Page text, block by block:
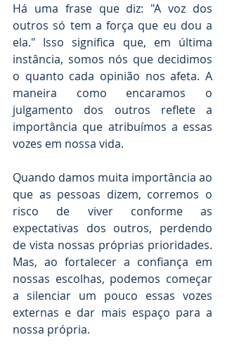
Há uma frase que diz: "A voz dos
outros só tem a força que eu dou a
ela." Isso significa que, em última
instância, somos nós que decidimos
o quanto cada opinião nos afeta. A
maneira como encaramos o
julgamento dos outros reflete a
importância que atribuímos a essas
vozes em nossa vida.
Quando damos muita importância ao
que as pessoas dizem, corremos o
risco de viver conforme as
expectativas dos outros, perdendo
de vista nossas próprias prioridades.
Mas, ao fortalecer a confiança em
nossas escolhas, podemos começar
a silenciar um pouco essas vozes
externas e dar mais espaço para a
nossa própria.